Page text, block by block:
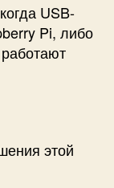
USB-
Pi, либо
этой